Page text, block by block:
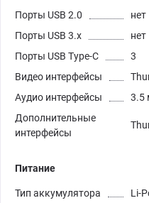
Порты USB 2.0
нет
Порты USB 3.х
нет
Порты USB Type-C
3
Видео интерфейсы
Аудио интерфейсы
3.5
Дополнительные
интерфейсы
Питание
Тип аккумулятора
Li-